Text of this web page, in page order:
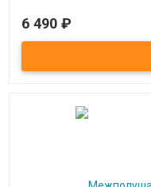
В наличии
Развивающая панель Зигзаг
6 490 ₽